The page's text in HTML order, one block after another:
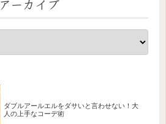
アーカイブ
ダブルアールエルをダサいと言わせない！大
人の上手なコーデ術